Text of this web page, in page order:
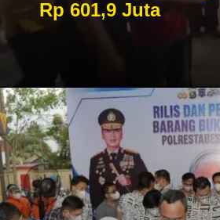
Rp 601,9 Juta